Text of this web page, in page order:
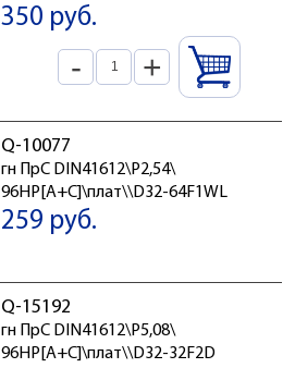
350 руб.
- +
Q-10077
гн ПрС DIN41612\P2,54\
96HP[A+C]\плат\\D32-64F1WL
259 руб.
Q-15192
гн ПрС DIN41612\P5,08\
96HP[A+C]\плат\\D32-32F2D